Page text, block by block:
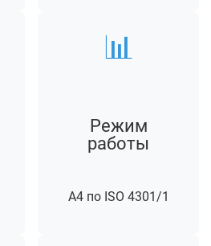
📊
Режим
работы
А4 по ISO 4301/1